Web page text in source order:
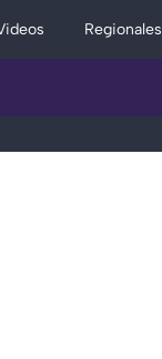
Regionales